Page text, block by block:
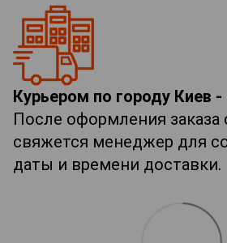
Курьером по городу Киев
После оформления заказа
свяжется менеджер для
даты и времени доставки.